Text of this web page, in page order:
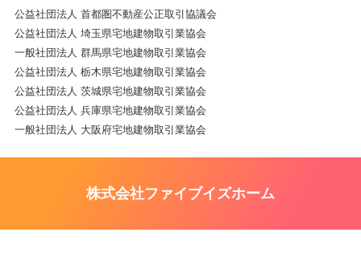
公益社団法人 首都圏不動産公正取引協議会
公益社団法人 埼玉県宅地建物取引業協会
一般社団法人 群馬県宅地建物取引業協会
公益社団法人 栃木県宅地建物取引業協会
公益社団法人 茨城県宅地建物取引業協会
公益社団法人 兵庫県宅地建物取引業協会
一般社団法人 大阪府宅地建物取引業協会
株式会社ファイブイズホーム